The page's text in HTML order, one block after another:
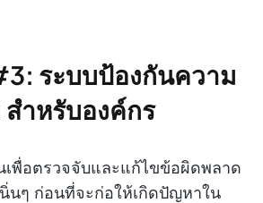
ระบบป้องกันความ
ำหรับองค์กร
เพื่อตรวจจับและแก้ไขข้อผิดพลาด
นๆ ก่อนที่จะก่อให้เกิดปัญหาใน